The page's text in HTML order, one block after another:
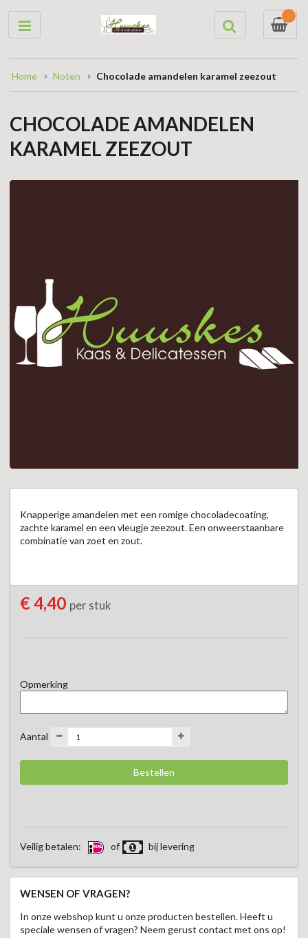
0
Home Noten Chocolade amandelen karamel zeezout
CHOCOLADE AMANDELEN
KARAMEL ZEEZOUT
Knapperige amandelen met een romige chocoladecoating,
zachte karamel en een vleugje zeezout. Een onweerstaanbare
combinatie van zoet en zout.
€ 4,40 per stuk
Opmerking
Aantal
Veilig betalen: of bij levering
WENSEN OF VRAGEN?
In onze webshop kunt u onze producten bestellen. Heeft u
speciale wensen of vragen? Neem gerust contact met ons op!